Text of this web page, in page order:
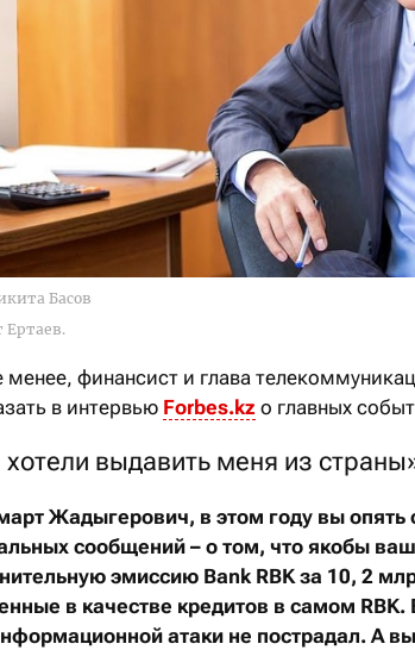
Басов
менее, финансист и глава
в интервью Forbes.kz о главных
выдавить меня из
Жадыгерович, в этом году вы опять
сообщений – о том, что якобы
эмиссию Bank RBK за 10, 2
в качестве кредитов в самом RBK.
атаки не пострадал. А